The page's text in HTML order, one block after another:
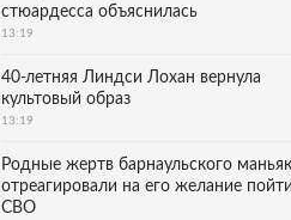
стюардесса объяснилась
13:19
40-летняя Линдси Лохан вернула
культовый образ
13:19
Родные жертв барнаульского
отреагировали на его желание
СВО